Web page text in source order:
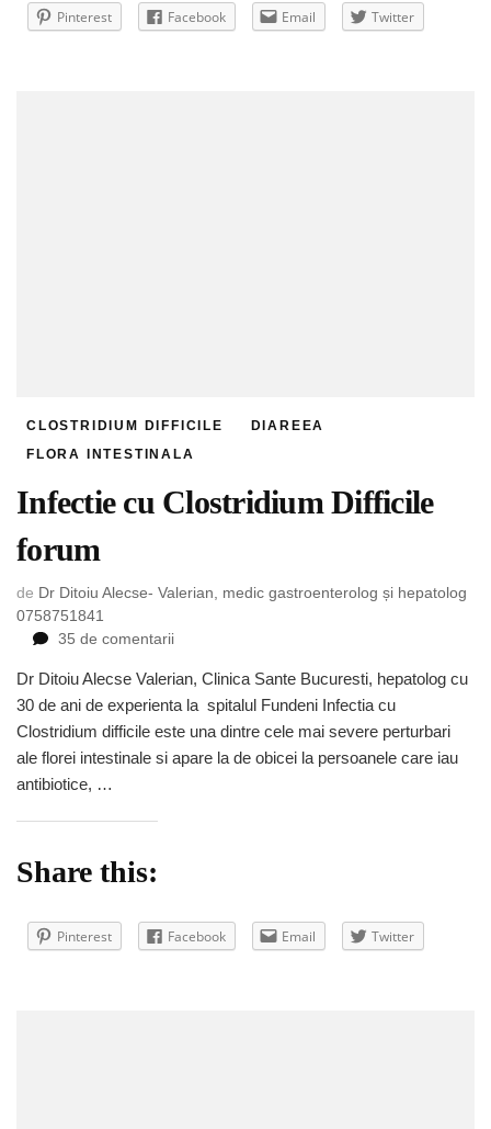
Pinterest Facebook Email Twitter
CLOSTRIDIUM DIFFICILE
DIAREEA
FLORA INTESTINALA
Infectie cu Clostridium Difficile
forum
de Dr Ditoiu Alecse- Valerian, medic gastroenterolog și hepatolog
0758751841
35 de comentariila
cu
Clostridium
Difficile
forum
Dr Ditoiu Alecse Valerian, Clinica Sante Bucuresti, hepatolog cu
30 de ani de experienta la spitalul Fundeni Infectia cu
Clostridium difficile este una dintre cele mai severe perturbari
ale florei intestinale si apare la de obicei la persoanele care iau
antibiotice, …
Share this:
Pinterest Facebook Email Twitter